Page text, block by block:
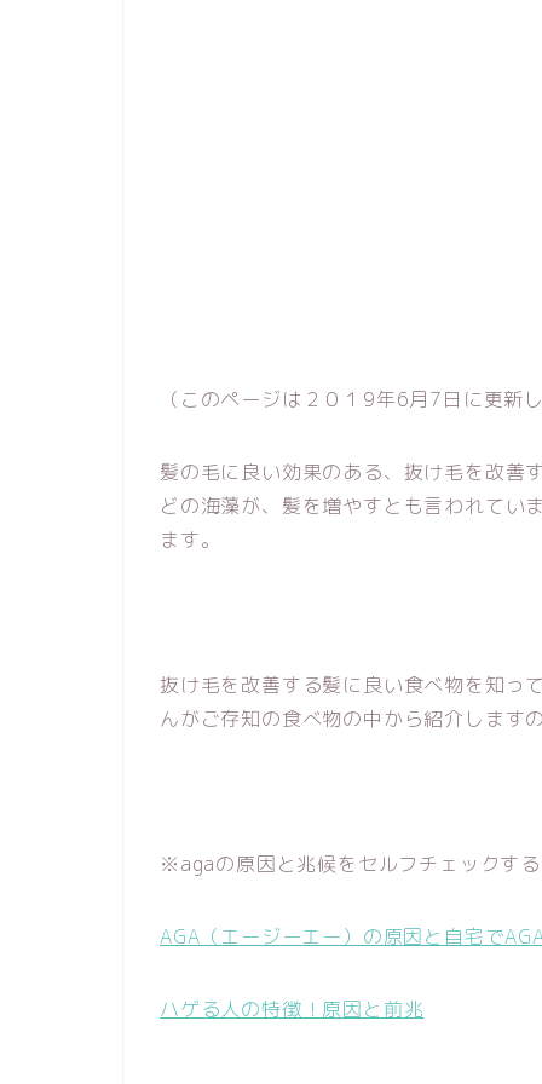
（このページは２０１9年6月7日に更新
髪の毛に良い効果のある、抜け毛を改善
どの海藻が、髪を増やすとも言われてい
ます。
抜け毛を改善する髪に良い食べ物を知っ
んがご存知の食べ物の中から紹介します
※agaの原因と兆候をセルフチェックす
AGA（エージーエー）の原因と自宅で
ハゲる人の特徴！原因と前兆